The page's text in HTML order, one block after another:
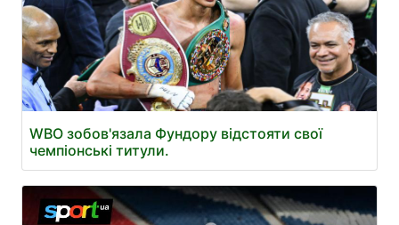
WBO зобов'язала Фундору відстояти свої
чемпіонські титули.